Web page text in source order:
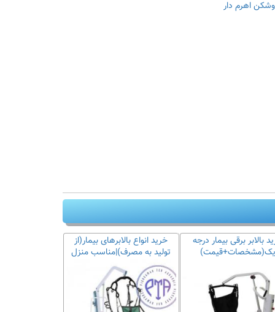
اهرم دار
خرید انواع بالابرهای بیمار(از
تولید به مصرف)|مناسب منزل
بالابر برقی بیمار درجه
یک(مشخصات+قیمت)